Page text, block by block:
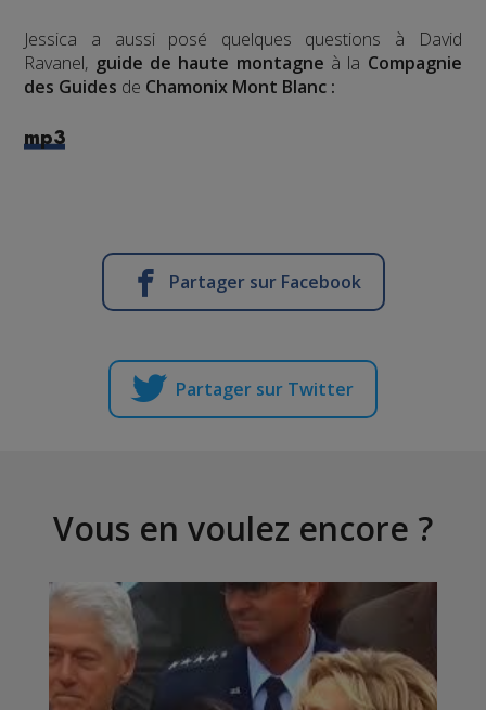
Jessica a aussi posé quelques questions à David
Ravanel, guide de haute montagne à la Compagnie
des Guides de Chamonix Mont Blanc :
mp3
Partager sur Facebook
Partager sur Twitter
Vous en voulez encore ?